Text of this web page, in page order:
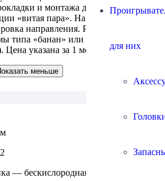
для них
и монтажа достигается
«витая пара». На изоляции
направления. Рекомендуется
типа «банан» или «вилочки» (в
указана за 1 метр.
меньше
— бескислородная медь